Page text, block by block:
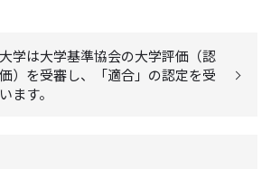
学は大学基準協会の大学評価（認
）を受審し、「適合」の認定を受
ます。